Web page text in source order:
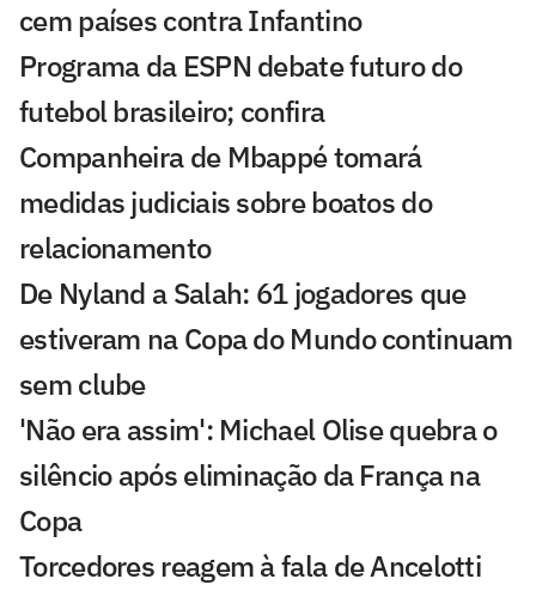
cem países contra Infantino
Programa da ESPN debate futuro do
futebol brasileiro; confira
Companheira de Mbappé tomará
medidas judiciais sobre boatos do
relacionamento
De Nyland a Salah: 61 jogadores que
estiveram na Copa do Mundo continuam
sem clube
'Não era assim': Michael Olise quebra o
silêncio após eliminação da França na
Copa
Torcedores reagem à fala de Ancelotti